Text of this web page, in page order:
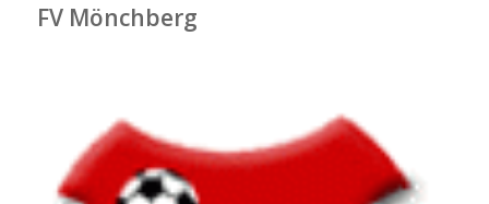
FV Mönchberg